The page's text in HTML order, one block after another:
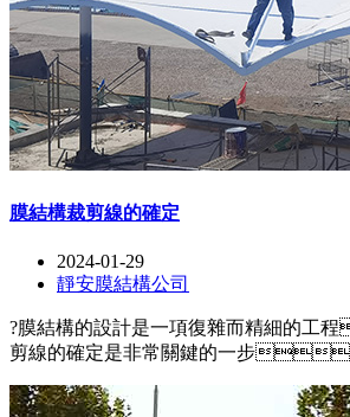
膜結構裁剪線的確定
2024-01-29
靜安膜結構公司
?膜結構的設計是一項復雜而精細的
剪線的確定是非常關鍵的一步
定性和美觀性。